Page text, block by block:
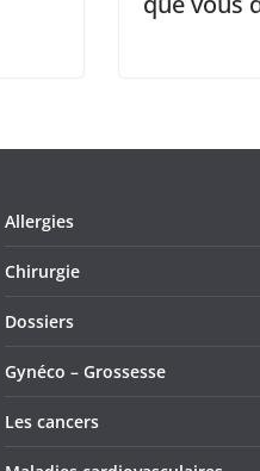
Allergies
Chirurgie
Dossiers
Gynéco – Grossesse
Les cancers